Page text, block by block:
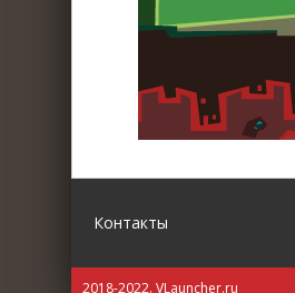
Контакты
2018-2022. VLauncher.ru